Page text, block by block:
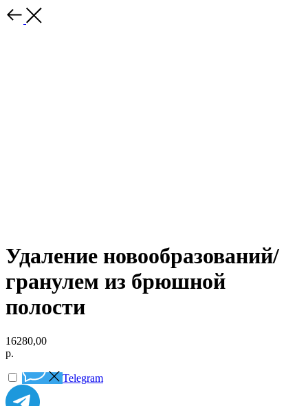
Удаление новообразований/
гранулем из брюшной
полости
16280,00
р.
Telegram